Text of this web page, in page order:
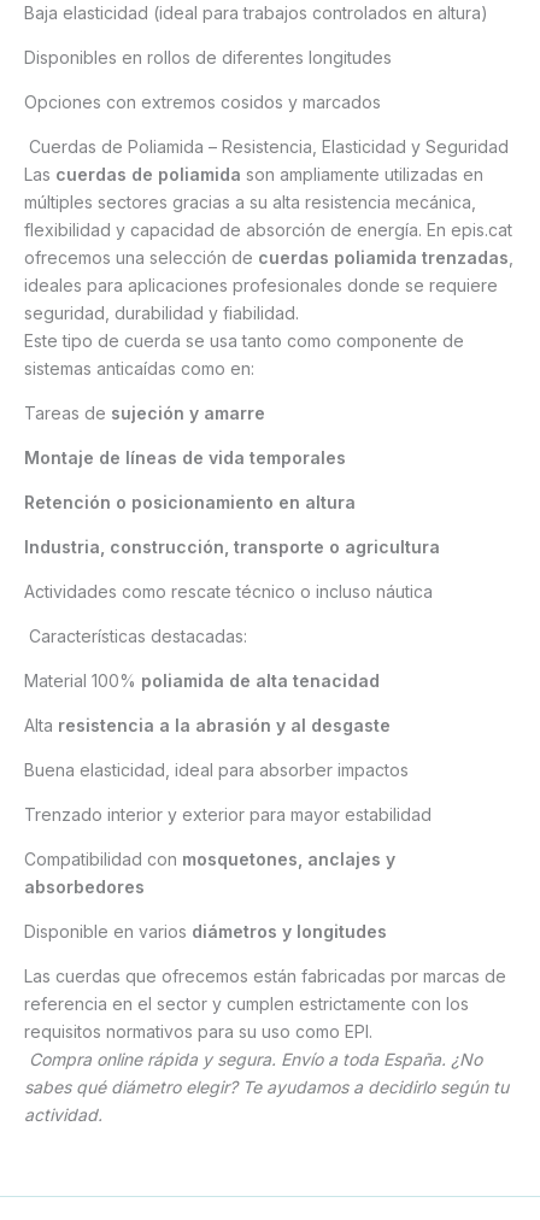
Baja elasticidad (ideal para trabajos controlados en altura)
Disponibles en rollos de diferentes longitudes
Opciones con extremos cosidos y marcados
Cuerdas de Poliamida – Resistencia, Elasticidad y Seguridad
Las cuerdas de poliamida son ampliamente utilizadas en
múltiples sectores gracias a su alta resistencia mecánica,
flexibilidad y capacidad de absorción de energía. En epis.cat
ofrecemos una selección de cuerdas poliamida trenzadas
ideales para aplicaciones profesionales donde se requiere
seguridad, durabilidad y fiabilidad.
Este tipo de cuerda se usa tanto como componente de
sistemas anticaídas como en:
Tareas de sujeción y amarre
Montaje de líneas de vida temporales
Retención o posicionamiento en altura
Industria, construcción, transporte o agricultura
Actividades como rescate técnico o incluso náutica
Características destacadas:
Material 100% poliamida de alta tenacidad
Alta resistencia a la abrasión y al desgaste
Buena elasticidad, ideal para absorber impactos
Trenzado interior y exterior para mayor estabilidad
Compatibilidad con mosquetones, anclajes y
absorbedores
Disponible en varios diámetros y longitudes
Las cuerdas que ofrecemos están fabricadas por marcas de
referencia en el sector y cumplen estrictamente con los
requisitos normativos para su uso como EPI.
Compra online rápida y segura. Envío a toda España. ¿No
sabes qué diámetro elegir? Te ayudamos a decidirlo según tu
actividad.